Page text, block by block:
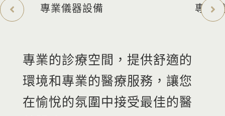
專業儀器設備 專業
專業的診療空間，提供舒適的
環境和專業的醫療服務，讓您
在愉悅的氛圍中接受最佳的醫